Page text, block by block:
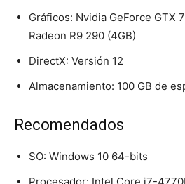
Gráficos: Nvidia GeForce GTX
Radeon R9 290 (4GB)
DirectX: Versión 12
Almacenamiento: 100 GB de
Recomendados
SO: Windows 10 64-bits